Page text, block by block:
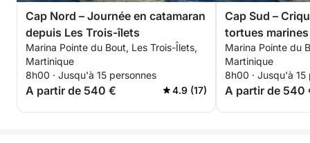
Cap Nord – Journée en catamaran
depuis Les Trois-îlets
Marina Pointe du Bout, Les Trois-Îlets,
Martinique
8h00 · Jusqu'à 15 personnes
A partir de 540 € 4.9 (17)
Cap Sud –
tortues
Marina Pointe du
Martinique
8h00 · Jusqu'à 15
A partir de 540